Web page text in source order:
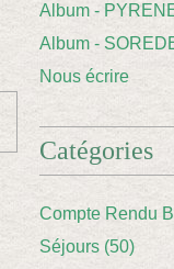
Album -
Album -
Nous écrire
Catégories
Compte Rendu
Séjours (50)